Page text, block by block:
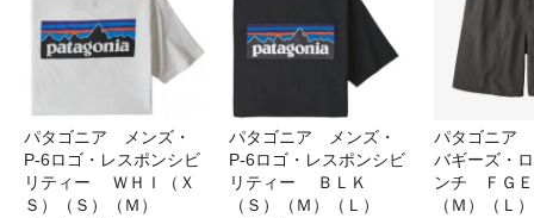
パタゴニア メンズ・
P-6ロゴ・レスポンシビ
リティー ＷＨＩ（Ｘ
Ｓ）（Ｓ）（Ｍ）
パタゴニア メンズ・
P-6ロゴ・レスポンシビ
リティー ＢＬＫ
（Ｓ）（Ｍ）（Ｌ）
パタゴニア
バギーズ・
ンチ ＦＧ
（Ｍ）（Ｌ